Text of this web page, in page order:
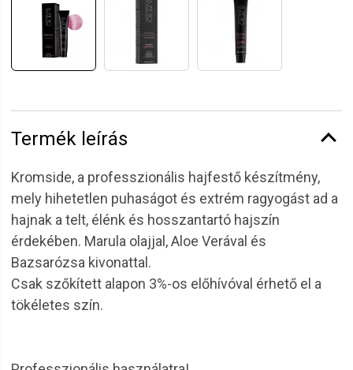
Termék leírás
Kromside, a professzionális hajfestő készítmény,
mely hihetetlen puhaságot és extrém ragyogást ad a
hajnak a telt, élénk és hosszantartó hajszín
érdekében. Marula olajjal, Aloe Verával és
Bazsarózsa kivonattal.
Csak szőkített alapon 3%-os előhívóval érhető el a
tökéletes szín.